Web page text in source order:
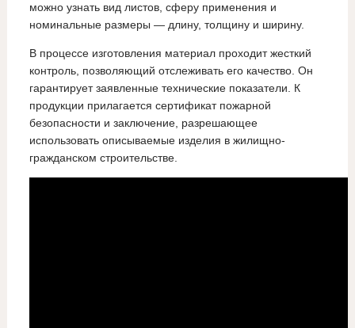
можно узнать вид листов, сферу применения и
номинальные размеры — длину, толщину и ширину.
В процессе изготовления материал проходит жесткий
контроль, позволяющий отслеживать его качество. Он
гарантирует заявленные технические показатели. К
продукции прилагается сертификат пожарной
безопасности и заключение, разрешающее
использовать описываемые изделия в жилищно-
гражданском строительстве.